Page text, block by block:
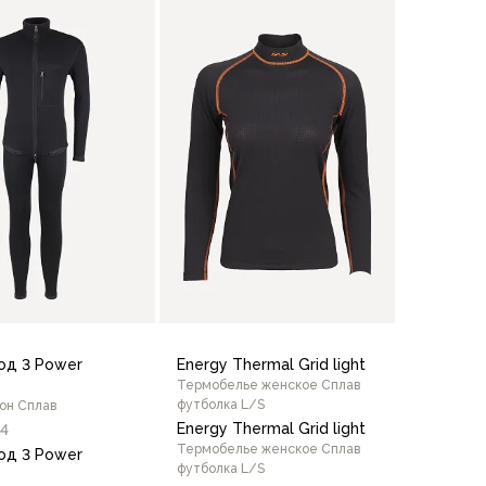
46/164 44/164
3 Power
Сплав
4
3 Power
Energy Thermal Grid light
Термобелье женское Сплав
футболка L/S
Energy Thermal Grid light
Термобелье женское Сплав
футболка L/S